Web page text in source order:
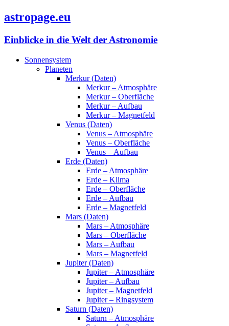
astropage.eu
Einblicke in die Welt der Astronomie
Sonnensystem
Planeten
Merkur (Daten)
Merkur – Atmosphäre
Merkur – Oberfläche
Merkur – Aufbau
Merkur – Magnetfeld
Venus (Daten)
Venus – Atmosphäre
Venus – Oberfläche
Venus – Aufbau
Erde (Daten)
Erde – Atmosphäre
Erde – Klima
Erde – Oberfläche
Erde – Aufbau
Erde – Magnetfeld
Mars (Daten)
Mars – Atmosphäre
Mars – Oberfläche
Mars – Aufbau
Mars – Magnetfeld
Jupiter (Daten)
Jupiter – Atmosphäre
Jupiter – Aufbau
Jupiter – Magnetfeld
Jupiter – Ringsystem
Saturn (Daten)
Saturn – Atmosphäre